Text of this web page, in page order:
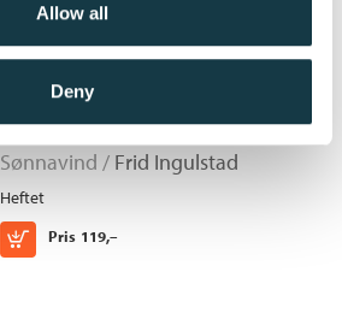
Allow all
Deny
Ryktene svirrer
Sønnavind / Frid Ingulstad
Heftet
Pris 119,–
Kjøp